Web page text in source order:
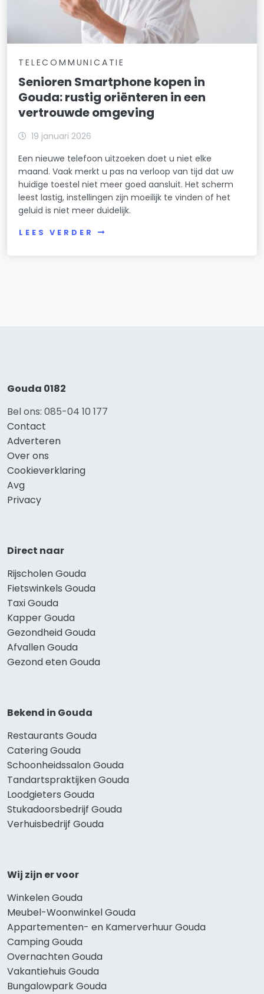
TELECOMMUNICATIE
Senioren Smartphone kopen in
Gouda: rustig oriënteren in een
vertrouwde omgeving
19 januari 2026
Een nieuwe telefoon uitzoeken doet u niet elke
maand. Vaak merkt u pas na verloop van tijd dat uw
huidige toestel niet meer goed aansluit. Het scherm
leest lastig, instellingen zijn moeilijk te vinden of het
geluid is niet meer duidelijk.
LEES VERDER
Gouda 0182
Bel ons: 085-04 10 177
Contact
Adverteren
Over ons
Cookieverklaring
Avg
Privacy
Direct naar
Rijscholen Gouda
Fietswinkels Gouda
Taxi Gouda
Kapper Gouda
Gezondheid Gouda
Afvallen Gouda
Gezond eten Gouda
Bekend in Gouda
Restaurants Gouda
Catering Gouda
Schoonheidssalon Gouda
Tandartspraktijken Gouda
Loodgieters Gouda
Stukadoorsbedrijf Gouda
Verhuisbedrijf Gouda
Wij zijn er voor
Winkelen Gouda
Meubel-Woonwinkel Gouda
Appartementen- en Kamerverhuur Gouda
Camping Gouda
Overnachten Gouda
Vakantiehuis Gouda
Bungalowpark Gouda